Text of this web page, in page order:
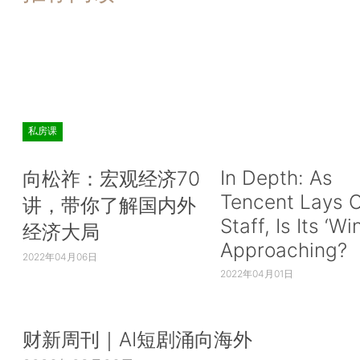
私房课
向松祚：宏观经济70
讲，带你了解国内外
经济大局
2022年04月06日
In Depth: As
Tencent Lays
Staff, Is Its
Approaching?
2022年04月01日
财新周刊｜AI短剧涌向海外